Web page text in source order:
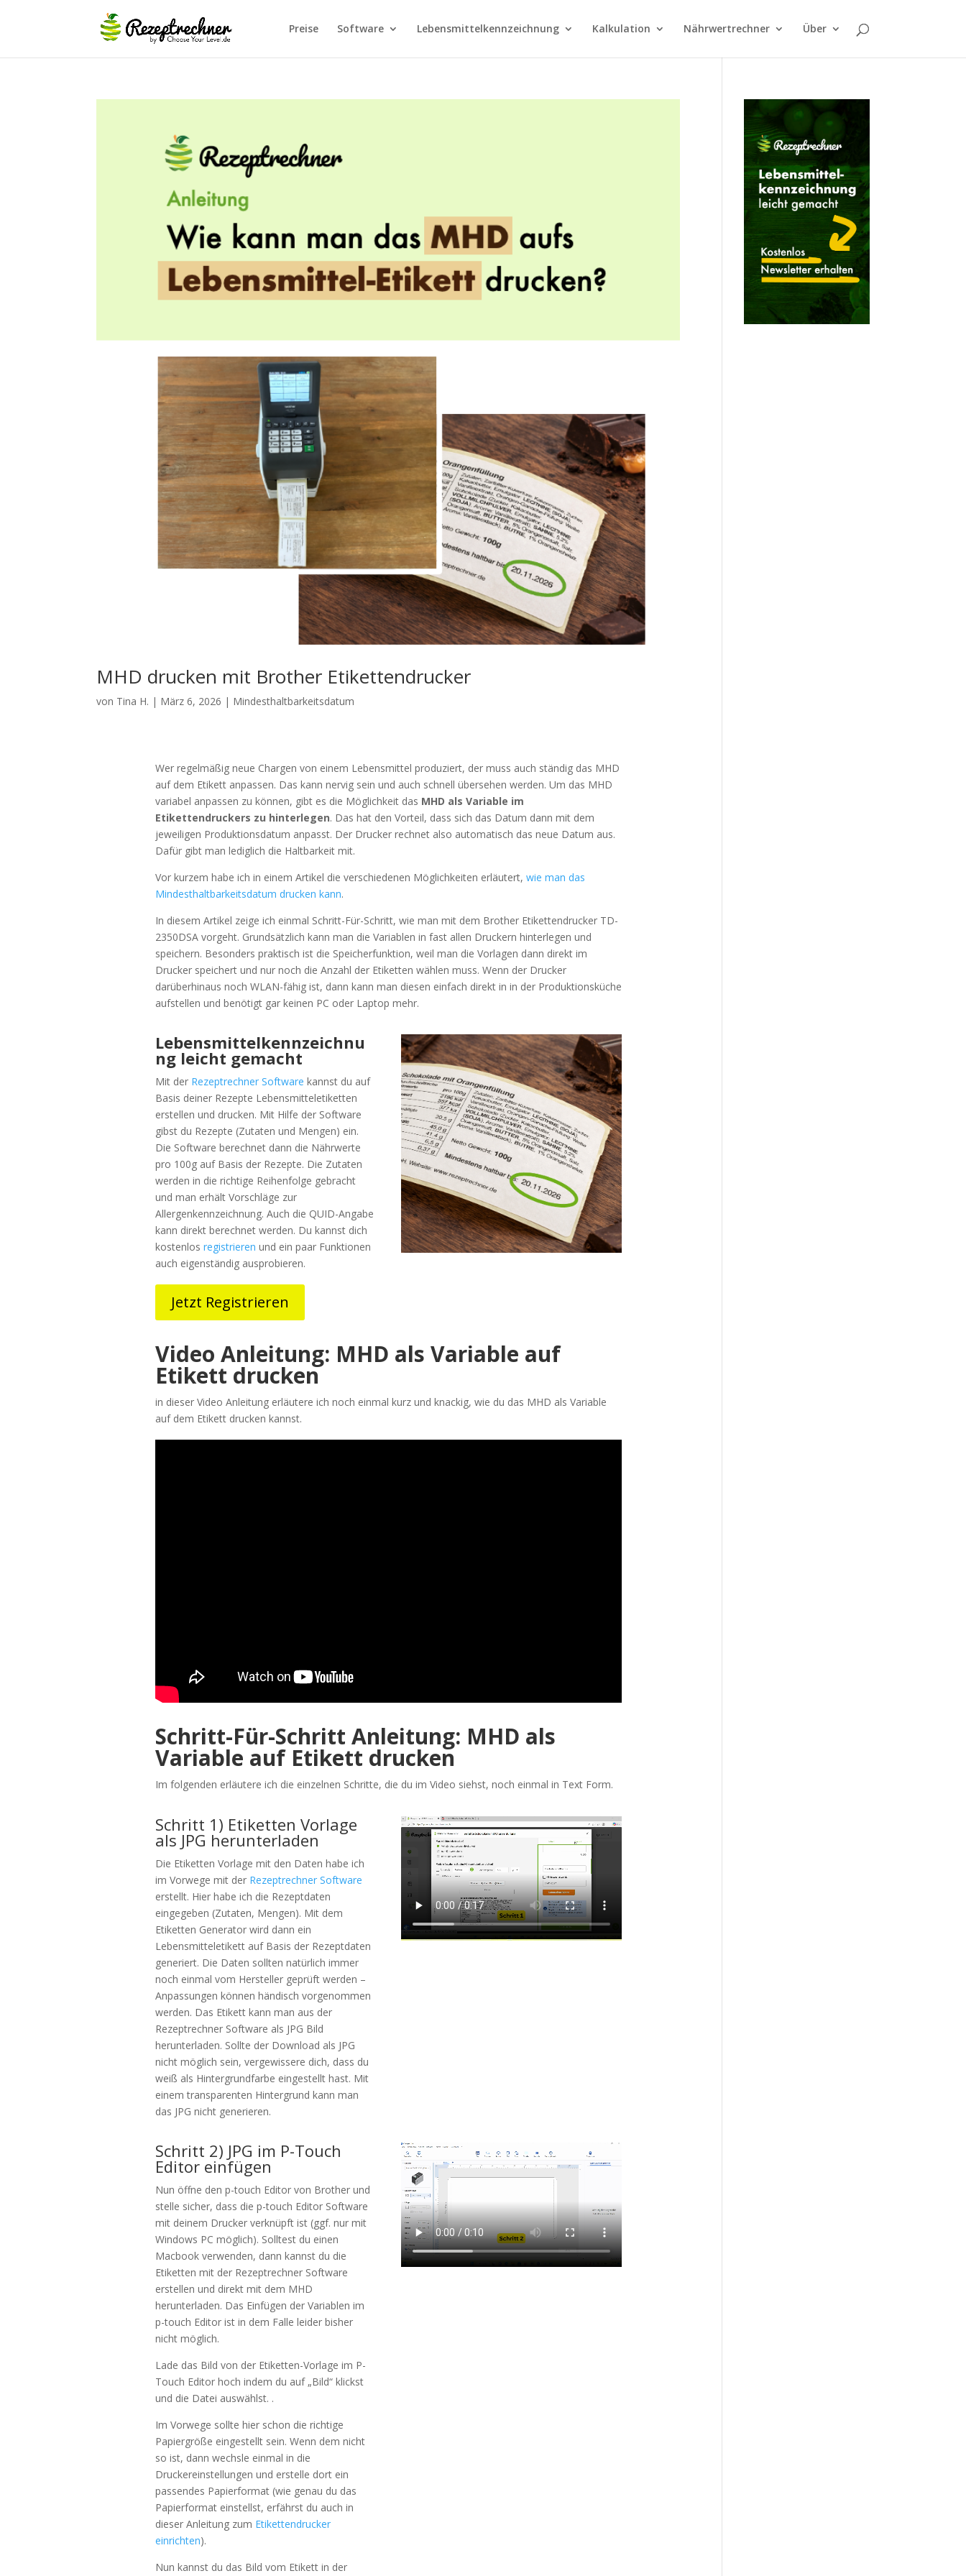
Preise Software Lebensmittelkennzeichnung Kalkulation Nährwertrechner Über
MHD drucken mit Brother Etikettendrucker
von Tina H. | März 6, 2026 | Mindesthaltbarkeitsdatum
Wer regelmäßig neue Chargen von einem Lebensmittel produziert, der muss auch ständig das MHD
auf dem Etikett anpassen. Das kann nervig sein und auch schnell übersehen werden. Um das MHD
variabel anpassen zu können, gibt es die Möglichkeit das MHD als Variable im
Etikettendruckers zu hinterlegen. Das hat den Vorteil, dass sich das Datum dann mit dem
jeweiligen Produktionsdatum anpasst. Der Drucker rechnet also automatisch das neue Datum aus.
Dafür gibt man lediglich die Haltbarkeit mit.
Vor kurzem habe ich in einem Artikel die verschiedenen Möglichkeiten erläutert, wie man das
Mindesthaltbarkeitsdatum drucken kann.
In diesem Artikel zeige ich einmal Schritt-Für-Schritt, wie man mit dem Brother Etikettendrucker TD-
2350DSA vorgeht. Grundsätzlich kann man die Variablen in fast allen Druckern hinterlegen und
speichern. Besonders praktisch ist die Speicherfunktion, weil man die Vorlagen dann direkt im
Drucker speichert und nur noch die Anzahl der Etiketten wählen muss. Wenn der Drucker
darüberhinaus noch WLAN-fähig ist, dann kann man diesen einfach direkt in in der Produktionsküche
aufstellen und benötigt gar keinen PC oder Laptop mehr.
Lebensmittelkennzeichnu
ng leicht gemacht
Mit der Rezeptrechner Software kannst du auf
Basis deiner Rezepte Lebensmitteletiketten
erstellen und drucken. Mit Hilfe der Software
gibst du Rezepte (Zutaten und Mengen) ein.
Die Software berechnet dann die Nährwerte
pro 100g auf Basis der Rezepte. Die Zutaten
werden in die richtige Reihenfolge gebracht
und man erhält Vorschläge zur
Allergenkennzeichnung. Auch die QUID-Angabe
kann direkt berechnet werden. Du kannst dich
kostenlos registrieren und ein paar Funktionen
auch eigenständig ausprobieren.
Jetzt Registrieren
Video Anleitung: MHD als Variable auf
Etikett drucken
in dieser Video Anleitung erläutere ich noch einmal kurz und knackig, wie du das MHD als Variable
auf dem Etikett drucken kannst.
Schritt-Für-Schritt Anleitung: MHD als
Variable auf Etikett drucken
Im folgenden erläutere ich die einzelnen Schritte, die du im Video siehst, noch einmal in Text Form.
Schritt 1) Etiketten Vorlage
als JPG herunterladen
Die Etiketten Vorlage mit den Daten habe ich
im Vorwege mit der Rezeptrechner Software
erstellt. Hier habe ich die Rezeptdaten
eingegeben (Zutaten, Mengen). Mit dem
Etiketten Generator wird dann ein
Lebensmitteletikett auf Basis der Rezeptdaten
generiert. Die Daten sollten natürlich immer
noch einmal vom Hersteller geprüft werden –
Anpassungen können händisch vorgenommen
werden. Das Etikett kann man aus der
Rezeptrechner Software als JPG Bild
herunterladen. Sollte der Download als JPG
nicht möglich sein, vergewissere dich, dass du
weiß als Hintergrundfarbe eingestellt hast. Mit
einem transparenten Hintergrund kann man
das JPG nicht generieren.
Schritt 2) JPG im P-Touch
Editor einfügen
Nun öffne den p-touch Editor von Brother und
stelle sicher, dass die p-touch Editor Software
mit deinem Drucker verknüpft ist (ggf. nur mit
Windows PC möglich). Solltest du einen
Macbook verwenden, dann kannst du die
Etiketten mit der Rezeptrechner Software
erstellen und direkt mit dem MHD
herunterladen. Das Einfügen der Variablen im
p-touch Editor ist in dem Falle leider bisher
nicht möglich.
Lade das Bild von der Etiketten-Vorlage im P-
Touch Editor hoch indem du auf „Bild“ klickst
und die Datei auswählst. .
Im Vorwege sollte hier schon die richtige
Papiergröße eingestellt sein. Wenn dem nicht
so ist, dann wechsle einmal in die
Druckereinstellungen und erstelle dort ein
passendes Papierformat (wie genau du das
Papierformat einstellst, erfährst du auch in
dieser Anleitung zum Etikettendrucker
einrichten).
Nun kannst du das Bild vom Etikett in der